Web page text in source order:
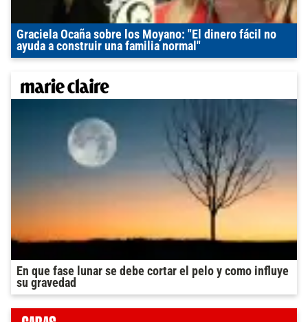
Graciela Ocaña sobre los Moyano: "El dinero fácil no
ayuda a construir una familia normal"
En que fase lunar se debe cortar el pelo y como influye
su gravedad